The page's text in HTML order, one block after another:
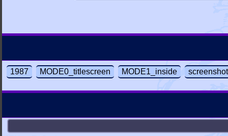
1987 MODE0_titlescreen MODE1_inside